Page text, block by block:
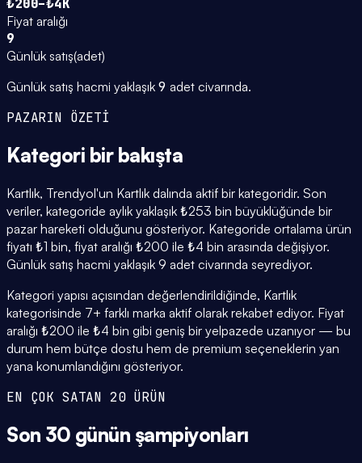
₺200–₺4K
Fiyat aralığı
9
Günlük satış(adet)
Günlük satış hacmi yaklaşık 9 adet civarında.
PAZARIN ÖZETİ
Kategori bir bakışta
Kartlık, Trendyol'un Kartlık dalında aktif bir kategoridir. Son
veriler, kategoride aylık yaklaşık ₺253 bin büyüklüğünde bir
pazar hareketi olduğunu gösteriyor. Kategoride ortalama ürün
fiyatı ₺1 bin, fiyat aralığı ₺200 ile ₺4 bin arasında değişiyor.
Günlük satış hacmi yaklaşık 9 adet civarında seyrediyor.
Kategori yapısı açısından değerlendirildiğinde, Kartlık
kategorisinde 7+ farklı marka aktif olarak rekabet ediyor. Fiyat
aralığı ₺200 ile ₺4 bin gibi geniş bir yelpazede uzanıyor — bu
durum hem bütçe dostu hem de premium seçeneklerin yan
yana konumlandığını gösteriyor.
EN ÇOK SATAN 20 ÜRÜN
Son 30 günün şampiyonları